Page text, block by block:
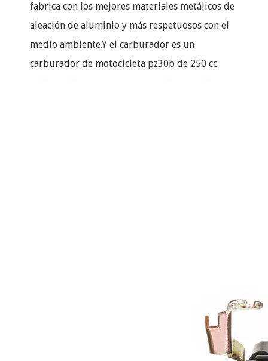
fabrica con los mejores materiales metálicos de
aleación de aluminio y más respetuosos con el
medio ambiente.Y el carburador es un
carburador de motocicleta pz30b de 250 cc.